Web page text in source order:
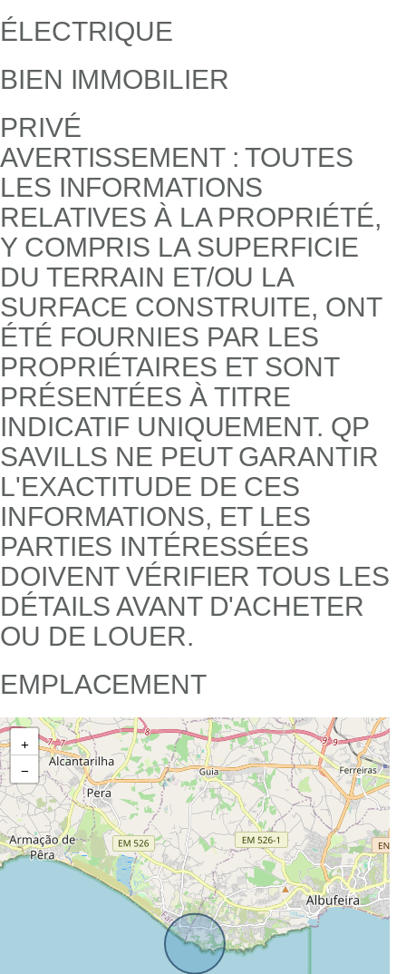
ÉLECTRIQUE
BIEN IMMOBILIER
PRIVÉ
AVERTISSEMENT : TOUTES
LES INFORMATIONS
RELATIVES À LA PROPRIÉTÉ,
Y COMPRIS LA SUPERFICIE
DU TERRAIN ET/OU LA
SURFACE CONSTRUITE, ONT
ÉTÉ FOURNIES PAR LES
PROPRIÉTAIRES ET SONT
PRÉSENTÉES À TITRE
INDICATIF UNIQUEMENT. QP
SAVILLS NE PEUT GARANTIR
L'EXACTITUDE DE CES
INFORMATIONS, ET LES
PARTIES INTÉRESSÉES
DOIVENT VÉRIFIER TOUS LES
DÉTAILS AVANT D'ACHETER
OU DE LOUER.
EMPLACEMENT
+
−